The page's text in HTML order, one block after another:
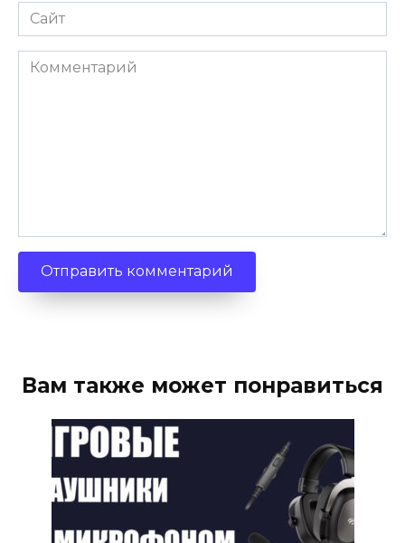
Сайт
Комментарий
Вам также может понравиться